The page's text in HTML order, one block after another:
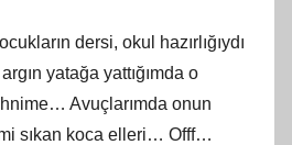
dersi, okul hazırlığıydı
yatağa yattığımda o
Avuçlarımda onun
sıkan koca elleri… Offf…